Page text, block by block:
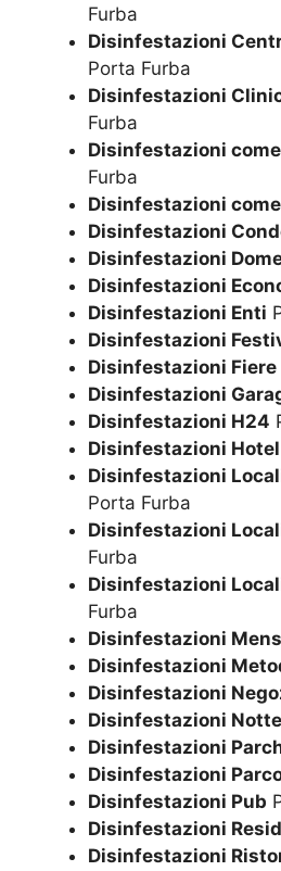
Furba
Disinfestazioni
Porta Furba
Disinfestazioni
Furba
Disinfestazioni
Furba
Disinfestazioni
Disinfestazioni
Disinfestazioni
Disinfestazioni
Disinfestazioni Enti
Disinfestazioni
Disinfestazioni Fiere
Disinfestazioni
Disinfestazioni H24
Disinfestazioni Hotel
Disinfestazioni
Porta Furba
Disinfestazioni
Furba
Disinfestazioni
Furba
Disinfestazioni
Disinfestazioni
Disinfestazioni
Disinfestazioni Notte
Disinfestazioni
Disinfestazioni
Disinfestazioni Pub
Disinfestazioni
Disinfestazioni